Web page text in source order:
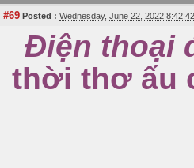
#69 Posted : Wednesday, June 22, 2022
Điện thoại
thời thơ ấu